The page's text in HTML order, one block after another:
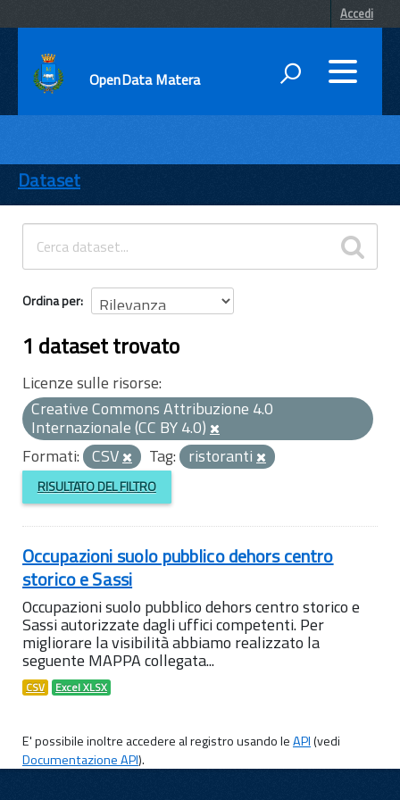
Accedi
OpenData Matera
ENTI
TEMI
INFORMAZIONI
Dataset
Ordina per
1 dataset trovato
Licenze sulle risorse:
Creative Commons Attribuzione 4.0
Internazionale (CC BY 4.0)
Formati: CSV Tag: ristoranti
RISULTATO DEL FILTRO
Occupazioni suolo pubblico dehors centro
storico e Sassi
Occupazioni suolo pubblico dehors centro storico e
Sassi autorizzate dagli uffici competenti. Per
migliorare la visibilità abbiamo realizzato la
seguente MAPPA collegata...
CSV Excel XLSX
E' possibile inoltre accedere al registro usando leAPI(vedi
Documentazione API).